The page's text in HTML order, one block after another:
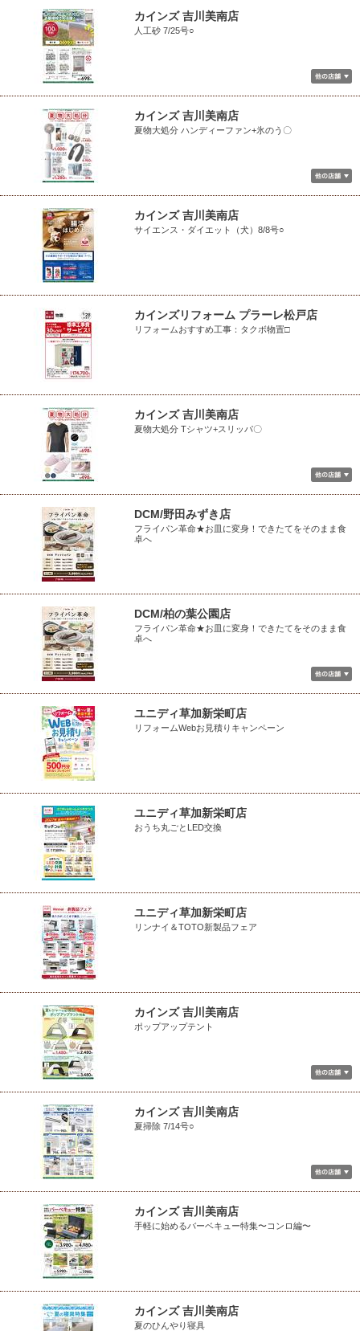
カインズ 吉川美南店
人工砂 7/25号○
カインズ 吉川美南店
夏物大処分 ハンディーファン+氷のう〇
カインズ 吉川美南店
サイエンス・ダイエット（犬）8/8号○
カインズリフォーム プラーレ松戸店
リフォームおすすめ工事：タクボ物置□
カインズ 吉川美南店
夏物大処分 Tシャツ+スリッパ〇
DCM/野田みずき店
フライパン革命★お皿に変身！できたてをそのまま食
卓へ
DCM/柏の葉公園店
フライパン革命★お皿に変身！できたてをそのまま食
卓へ
ユニディ草加新栄町店
リフォームWebお見積りキャンペーン
ユニディ草加新栄町店
おうち丸ごとLED交換
ユニディ草加新栄町店
リンナイ＆TOTO新製品フェア
カインズ 吉川美南店
ポップアップテント
カインズ 吉川美南店
夏掃除 7/14号○
カインズ 吉川美南店
手軽に始めるバーベキュー特集〜コンロ編〜
カインズ 吉川美南店
夏のひんやり寝具